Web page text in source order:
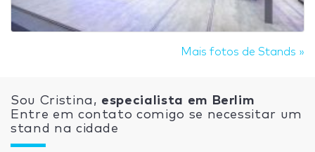
Mais fotos de Stands »
Sou Cristina, especialista em Berlim
Entre em contato comigo se necessitar um
stand na cidade